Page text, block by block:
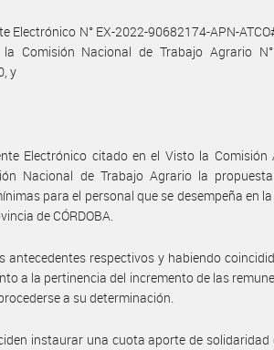
Electrónico N° EX-2022-90682174-APN-
la Comisión Nacional de Trabajo Agrario
y
Electrónico citado en el Visto la Comisión
Nacional de Trabajo Agrario la
para el personal que se desempeña en la
de CÓRDOBA.
antecedentes respectivos y habiendo
a la pertinencia del incremento de las
a su determinación.
instaurar una cuota aporte de